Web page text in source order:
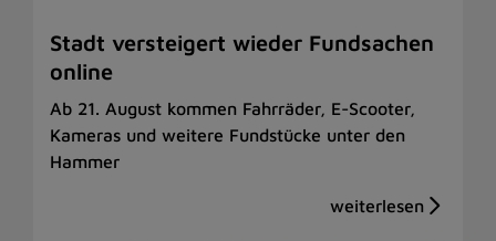
Stadt versteigert wieder Fundsachen
online
Ab 21. August kommen Fahrräder, E-Scooter,
Kameras und weitere Fundstücke unter den
Hammer